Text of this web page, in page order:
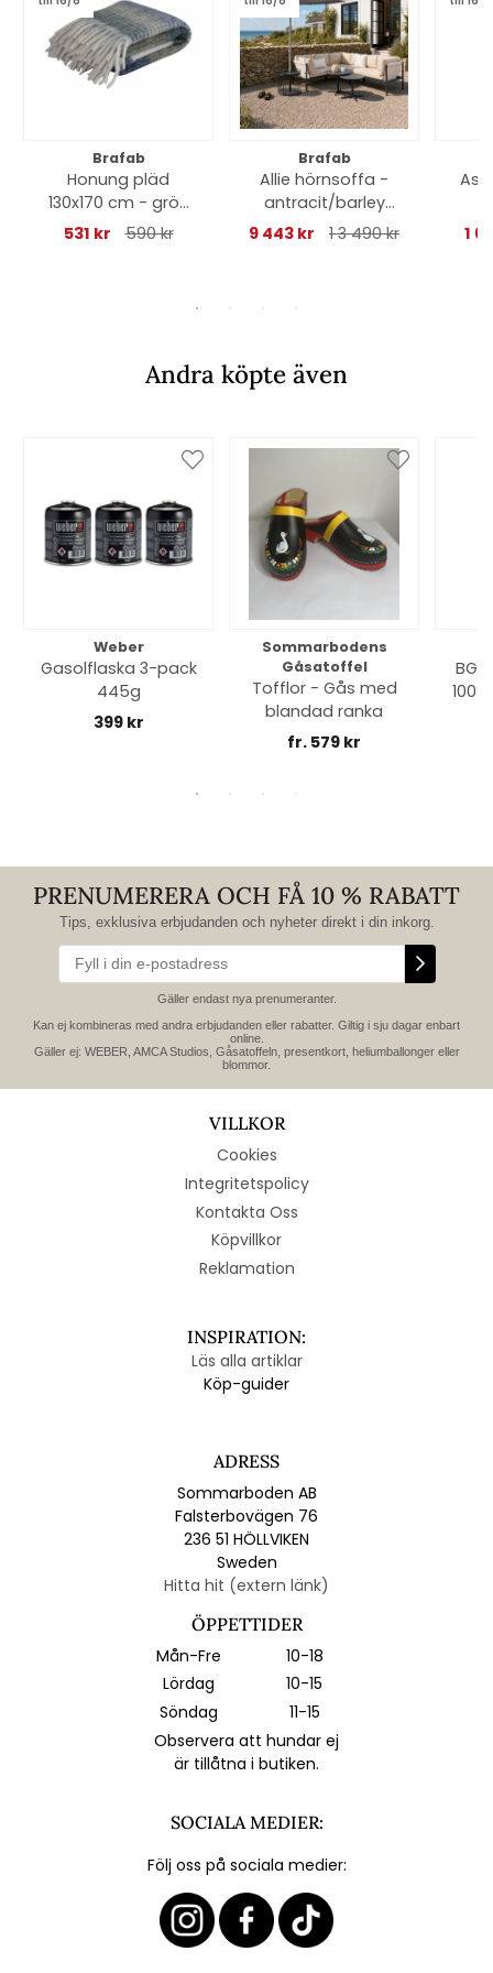
Brafab
Honung pläd
130x170 cm - grön
mönstrad
531 kr 590 kr
Brafab
Allie hörnsoffa -
antracit/barley
dyna - DEAL
9 443 kr 1 3 490 kr 1
Andra köpte även
Weber
Gasolflaska 3-pack
445g
399 kr
Sommarbodens
Gåsatoffel
Tofflor - Gås med
blandad ranka
fr. 579 kr
PRENUMERERA OCH FÅ 10 % RABATT
Tips, exklusiva erbjudanden och nyheter direkt i din inkorg.
Gäller endast nya prenumeranter.
Kan ej kombineras med andra erbjudanden eller rabatter. Giltig i sju dagar enbart
online.
Gäller ej: WEBER, AMCA Studios, Gåsatoffeln, presentkort, heliumballonger eller
blommor.
VILLKOR
Cookies
Integritetspolicy
Kontakta Oss
Köpvillkor
Reklamation
INSPIRATION:
Läs alla artiklar
Köp-guider
ADRESS
Sommarboden AB
Falsterbovägen 76
236 51 HÖLLVIKEN
Sweden
Hitta hit (extern länk)
ÖPPETTIDER
Mån-Fre
10-18
Lördag
10-15
Söndag
11-15
Observera att hundar ej
är tillåtna i butiken.
SOCIALA MEDIER:
Följ oss på sociala medier: